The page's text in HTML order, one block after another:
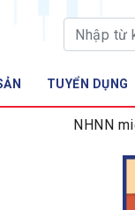
TUYỂN DỤNG
NHNN miễn nhiệm